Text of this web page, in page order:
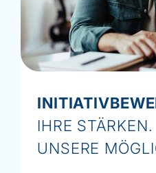
IHRE STÄRKEN.
UNSERE